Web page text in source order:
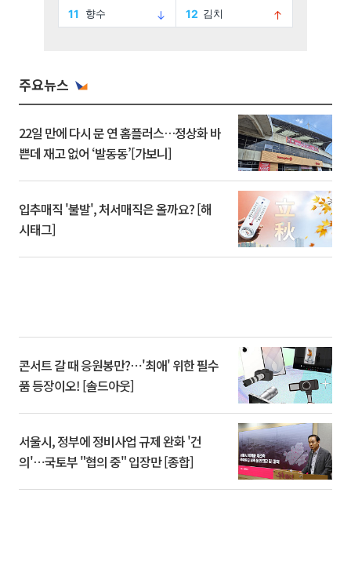
주요뉴스
22일 만에 다시 문 연 홈플러스…정상화 바
쁜데 재고 없어 ‘발동동’[가보니]
입추매직 '불발', 처서매직은 올까요? [해
시태그]
콘서트 갈 때 응원봉만?⋯'최애' 위한 필수
품 등장이오! [솔드아웃]
서울시, 정부에 정비사업 규제 완화 '건
의'⋯국토부 "협의 중" 입장만 [종합]